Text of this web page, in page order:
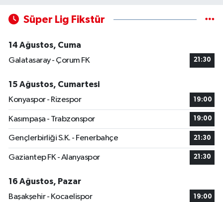
Süper Lig Fikstür
14 Ağustos, Cuma
Galatasaray - Çorum FK
21:30
15 Ağustos, Cumartesi
Konyaspor - Rizespor
19:00
Kasımpaşa - Trabzonspor 19:00
Gençlerbirliği S.K. - Fenerbahçe 21:30
Gaziantep FK - Alanyaspor 21:30
16 Ağustos, Pazar
Başakşehir - Kocaelispor
19:00